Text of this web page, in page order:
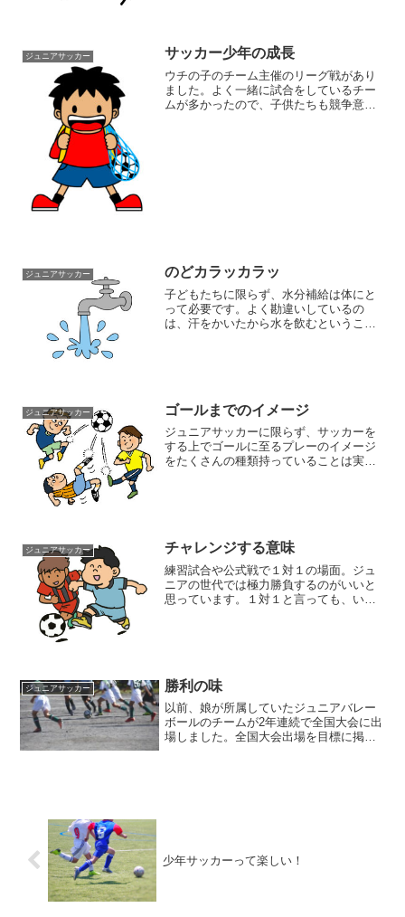
ジュニアサッカー サッカー少年の成長
ウチの子のチーム主催のリーグ戦があり
ました。よく一緒に試合をしているチー
ムが多かったので、子供たちも競争意識
ジュニアサッカー のどカラッカラッ
子どもたちに限らず、水分補給は体にと
って必要です。よく勘違いしているの
は、汗をかいたから水を飲むということ
ジュニアサッカー ゴールまでのイメージ
ジュニアサッカーに限らず、サッカーを
する上でゴールに至るプレーのイメージ
をたくさんの種類持っていることは実際
ジュニアサッカー チャレンジする意味
練習試合や公式戦で１対１の場面。ジュ
ニアの世代では極力勝負するのがいいと
思っています。１対１と言っても、いろ
ジュニアサッカー 勝利の味
以前、娘が所属していたジュニアバレー
ボールのチームが2年連続で全国大会に出
場しました。全国大会出場を目標に掲げ
少年サッカーって楽しい！